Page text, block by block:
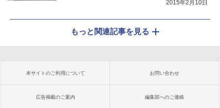
2015年2月10日
もっと関連記事を見る
本サイトのご利用について お問い合わせ
広告掲載のご案内 編集部へのご連絡